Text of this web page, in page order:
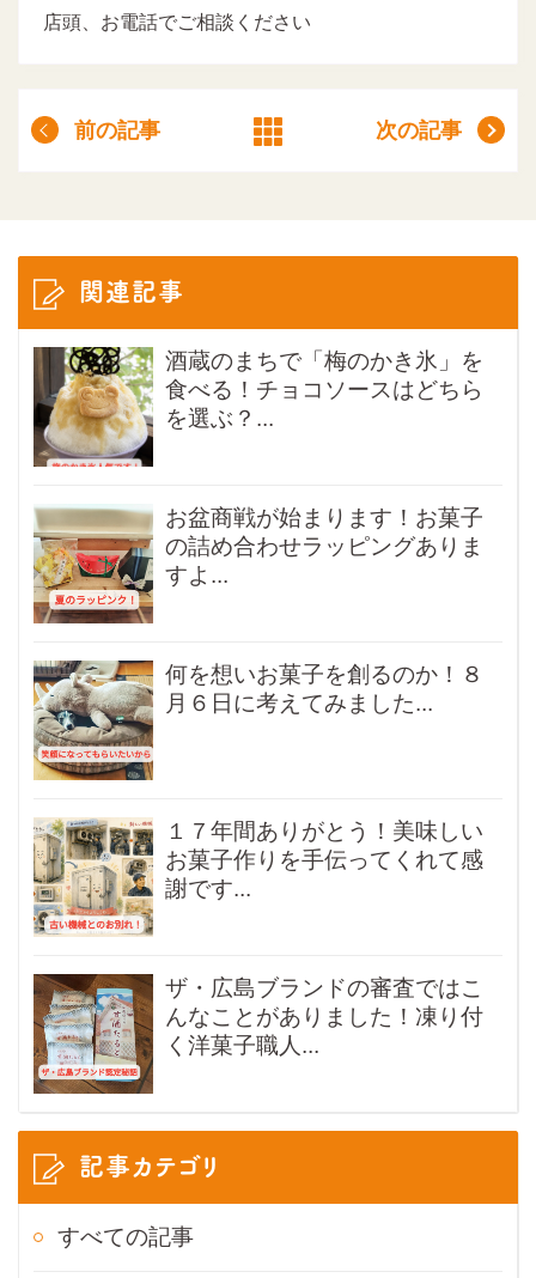
店頭、お電話でご相談ください
前の記事 次の記事
関連記事
酒蔵のまちで「梅のかき氷」を
食べる！チョコソースはどちら
を選ぶ？...
お盆商戦が始まります！お菓子
の詰め合わせラッピングありま
すよ...
何を想いお菓子を創るのか！８
月６日に考えてみました...
１７年間ありがとう！美味しい
お菓子作りを手伝ってくれて感
謝です...
ザ・広島ブランドの審査ではこ
んなことがありました！凍り付
く洋菓子職人...
記事カテゴリ
すべての記事